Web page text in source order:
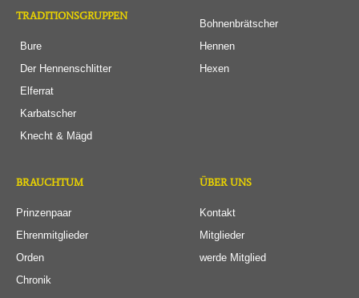
TRADITIONSGRUPPEN
Bure
Der Hennenschlitter
Elferrat
Karbatscher
Knecht & Mägd
Bohnenbrätscher
Hennen
Hexen
BRAUCHTUM
Prinzenpaar
Ehrenmitglieder
Orden
Chronik
ÜBER UNS
Kontakt
Mitglieder
werde Mitglied